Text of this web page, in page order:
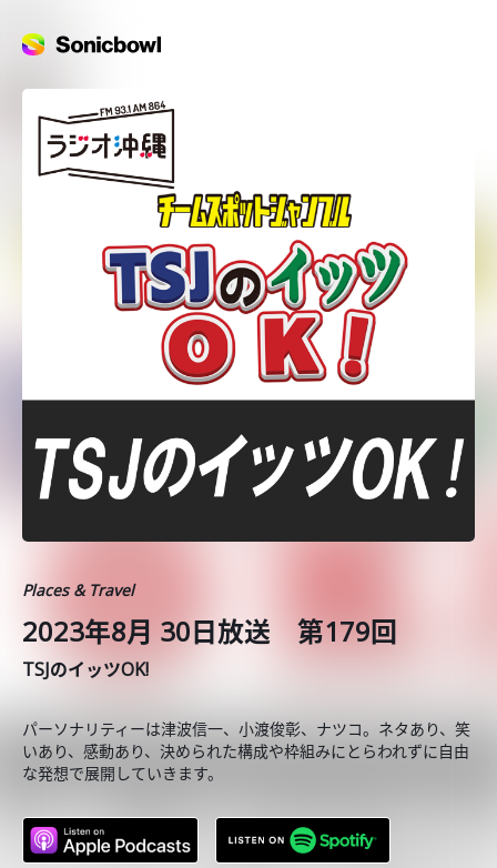
Places & Travel
2023年8月 30日放送 第179回
TSJのイッツOK!
パーソナリティーは津波信一、小渡俊彰、ナツコ。ネタあり、笑
いあり、感動あり、決められた構成や枠組みにとらわれずに自由
な発想で展開していきます。